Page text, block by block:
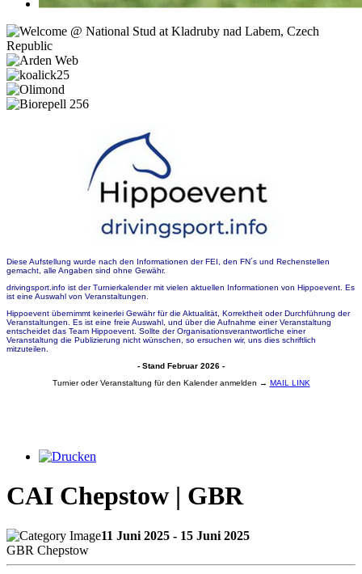
Diese Aufstellung wurde nach den Informationen der FEI, den FN´s und Rechenstellen
gemacht, alle Angaben sind ohne Gewähr.
drivingsport.info ist der Turnierkalender mit vielen aktuellen Informationen von Hippoevent. Es
ist eine Auswahl von Veranstaltungen.
Hippoevent übernimmt keinerlei Gewähr für die Aktualität, Korrektheit oder Durchführung der
Veranstaltungen. Es ist eine freie Auswahl, und über die Aufnahme einer Veranstaltung
entscheidet das Team Hippoevent. Sollte der Organisationsverantwortliche einer
Veranstaltung die Publizierung nicht wünschen, so ersuchen wir, uns dies schriftlich
mitzuteilen.
- Stand Februar 2026 -
Turnier oder Veranstaltung für den Kalender anmelden → MAIL LINK
CAI Chepstow | GBR
11 Juni 2025 - 15 Juni 2025
GBR Chepstow